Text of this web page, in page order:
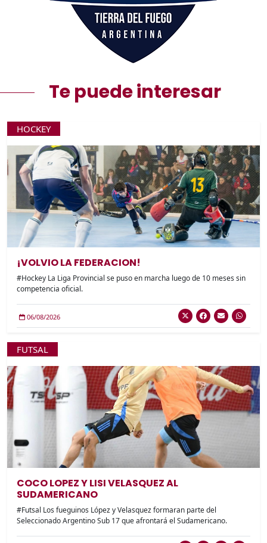
Te puede interesar
HOCKEY
¡VOLVIO LA FEDERACION!
#Hockey La Liga Provincial se puso en marcha luego de 10 meses sin
competencia oficial.
06/08/2026
FUTSAL
COCO LOPEZ Y LISI VELASQUEZ AL
SUDAMERICANO
#Futsal Los fueguinos López y Velasquez formaran parte del
Seleccionado Argentino Sub 17 que afrontará el Sudamericano.